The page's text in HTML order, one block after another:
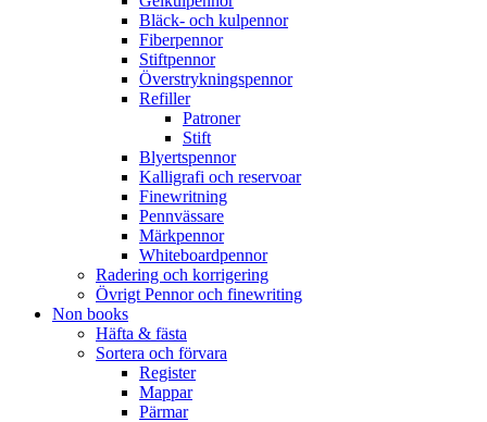
Bläck- och kulpennor
Fiberpennor
Stiftpennor
Överstrykningspennor
Refiller
Patroner
Stift
Blyertspennor
Kalligrafi och reservoar
Finewritning
Pennvässare
Märkpennor
Whiteboardpennor
Radering och korrigering
Övrigt Pennor och finewriting
Non books
Häfta & fästa
Sortera och förvara
Register
Mappar
Pärmar